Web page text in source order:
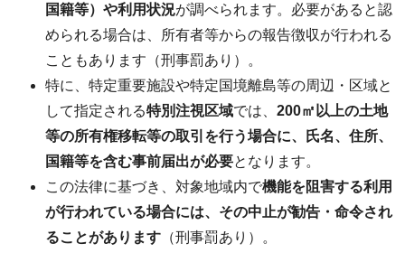
国籍等）や利用状況が調べられます。必要があると認
められる場合は、所有者等からの報告徴収が行われる
こともあります（刑事罰あり）。
特に、特定重要施設や特定国境離島等の周辺・区域と
して指定される特別注視区域では、 200㎡以上の土地
等の所有権移転等の取引を行う場合に、氏名、住所、
国籍等を含む事前届出が必要となります。
この法律に基づき、対象地域内で機能を阻害する利用
が行われている場合には、その中止が勧告・命令され
ることがあります （刑事罰あり）。